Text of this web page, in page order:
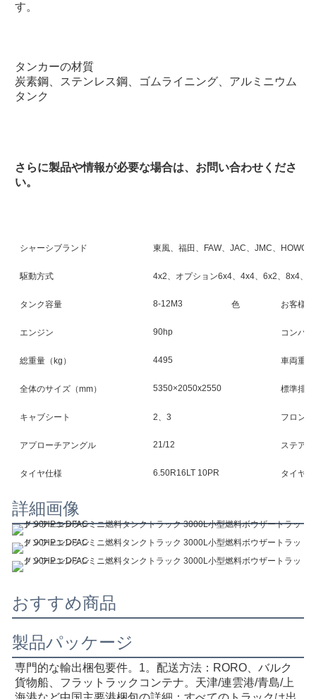
す。
タンカーの材質
炭素鋼、ステンレス鋼、ゴムライニング、アルミニウム
タンク
さらに製品や情報が必要な場合は、お問い合わせくださ
い。
シャーシブランド 東風、福田、FAW、JAC、JMC、HOWO
駆動方式 4x2、オプション6x4、4x4、6x2、8x4、
タンク容量 8-12M3 色 お客様
エンジン 90hp コンパ
総重量（kg） 4495 車両重
全体のサイズ（mm） 5350×2050x2550 標準排
キャブシート 2、3 フロン
アプローチアングル 21/12 ステア
タイヤ仕様 6.50R16LT 10PR タイヤ
詳細画像
おすすめ商品
製品パッケージ
専門的な輸出梱包要件。1。 配送方法：RORO、バルク
貨物船、フラットラックコンテナ。天津/連雲港/青島/上